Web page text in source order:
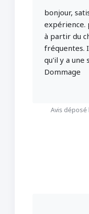
bonjour,
expérience.
à partir du
fréquentes.
qu'il y a une
Dommage
Avis